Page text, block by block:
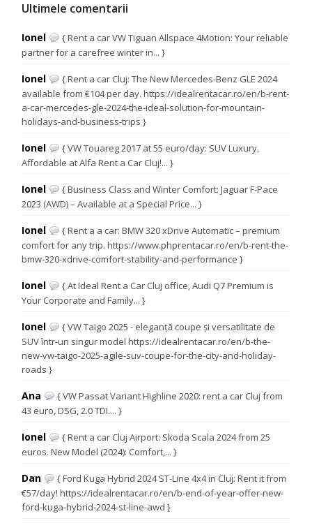
Ultimele comentarii
Ionel
{ Rent a car VW Tiguan Allspace 4Motion: Your reliable
partner for a carefree winter in... }
Ionel
{ Rent a car Cluj: The New Mercedes-Benz GLE 2024
available from €104 per day. https://idealrentacar.ro/en/b-rent-
a-car-mercedes-gle-2024-the-ideal-solution-for-mountain-
holidays-and-business-trips }
Ionel
{ VW Touareg 2017 at 55 euro/day: SUV Luxury,
Affordable at Alfa Rent a Car Cluj!... }
Ionel
{ Business Class and Winter Comfort: Jaguar F-Pace
2023 (AWD) – Available at a Special Price... }
Ionel
{ Rent a a car: BMW 320 xDrive Automatic – premium
comfort for any trip. https://www.phprentacar.ro/en/b-rent-the-
bmw-320-xdrive-comfort-stability-and-performance }
Ionel
{ At Ideal Rent a Car Cluj office, Audi Q7 Premium is
Your Corporate and Family... }
Ionel
{ VW Taigo 2025 - eleganță coupe și versatilitate de
SUV într-un singur model https://idealrentacar.ro/en/b-the-
new-vw-taigo-2025-agile-suv-coupe-for-the-city-and-holiday-
roads }
Ana
{ VW Passat Variant Highline 2020: rent a car Cluj from
43 euro, DSG, 2.0 TDI.... }
Ionel
{ Rent a car Cluj Airport: Skoda Scala 2024 from 25
euros. New Model (2024): Comfort,... }
Dan
{ Ford Kuga Hybrid 2024 ST-Line 4x4 in Cluj: Rent it from
€57/day! https://idealrentacar.ro/en/b-end-of-year-offer-new-
ford-kuga-hybrid-2024-st-line-awd }